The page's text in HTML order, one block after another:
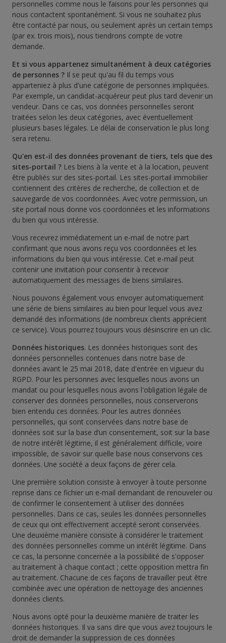
personnelles comme nous le faisons pour les personnes qui
nous contactent spontanément. Si vous ne souhaitez plus
être contacté par nous, ou seulement après un certain temps
(par ex. trois mois), nous tiendrons compte de votre
demande.
Et si vous appartenez simultanément à deux catégories
de personnes ? Il se peut qu'au fil du temps vous
apparteniez à plus d'une catégorie de personnes impliquées.
Par exemple, un candidat-acquéreur peut plus tard devenir un
vendeur. Dans ce cas, vos données personnelles seront
traitées selon les deux catégories, avec éventuellement
plusieurs bases légales. Le délai de conservation le plus long
sera retenu.
Qu'en est-il des données provenant de tiers, tels que des
sites-portail ? Les biens à la vente et à la location, peuvent
être publiés sur des sites-portail. Les sites-portail immobilier
contiennent des critères de recherche, de collection et de
sauvegarde de vos coordonnées. Avec votre permission, un
site portail nous donne vos coordonnées et les informations
du bien qui vous intéresse.
Vous recevrez immédiatement un e-mail de notre part
confirmant que nous avons reçu vos coordonnées et les
informations du bien qui vous intéresse. Cet e-mail peut
contenir une invitation pour consentir à recevoir
automatiquement des messages de biens similaires.
Nous pouvons également vous envoyer automatiquement
une série de biens similaires au bien pour lequel vous avez
demandé des informations (de nombreux clients apprécient
ce service). Vous pourrez toujours vous désinscrire en un clic.
Données historiques. Les données historiques sont des
données personnelles contenues dans notre base de
données avant le 25 mai 2018, date d'entrée en vigueur du
RGPD. Pour les personnes avec lesquelles nous avons un
mandat ou pour lesquelles nous avons l'obligation légale de
conserver des données personnelles, nous conserverons
bien entendu ces données. Pour les autres données
personnelles, qui sont conservées dans notre base de
données soit sur la base d’un consentement, soit sur la base
de notre intérêt légitime, il est généralement difficile, voire
impossible, de savoir sur quelle base nous conservons ces
données. Une société a deux façons de gérer cela.
Une première solution consiste à envoyer à toute personne
reprise dans ce fichier un e-mail demandant de renouveler ou
de confirmer le consentement à utiliser des données
personnelles. Dans ce cas, seules les données personnelles
de ceux qui ont effectivement accepté seront conservées.
Une deuxième manière consiste à considérer le traitement
des données personnelles comme un intérêt légitime. Dans
ce cas, la personne concernée a la possibilité de s'opposer
au traitement à chaque contact ; cette opposition mettra fin
au traitement. Chacune de ces façons de travailler peut être
combinée avec une opération de nettoyage des anciennes
données clients.
Nous avons opté pour la deuxième manière de traiter les
données historiques. Il va sans dire que vous avez toujours le
droit de demander la suppression de ces données